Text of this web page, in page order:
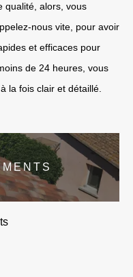
qualité, alors, vous
nous vite, pour avoir
et efficaces pour
de 24 heures, vous
la fois clair et détaillé.